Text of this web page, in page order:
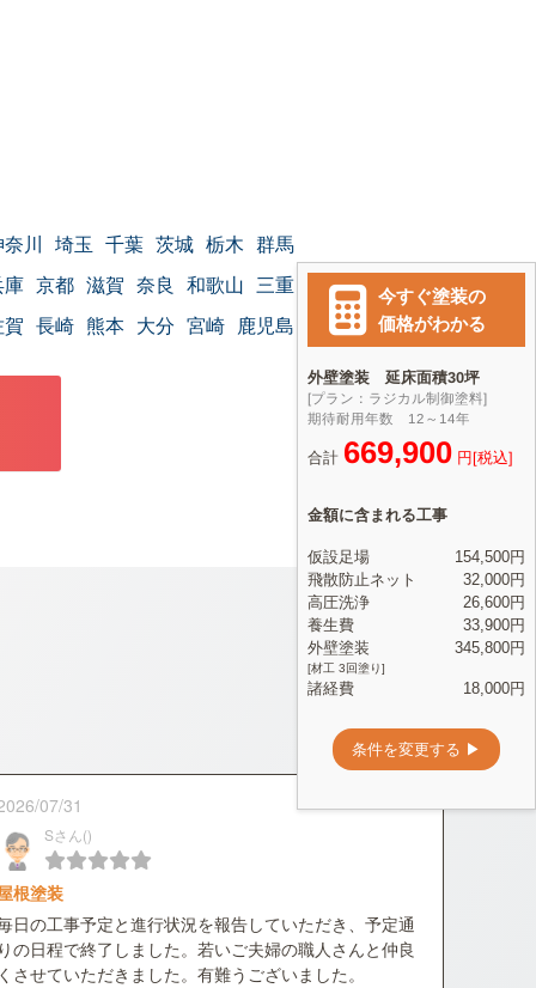
川 埼玉 千葉 茨城 栃木 群馬
京都 滋賀 奈良 和歌山 三重
長崎 熊本 大分 宮崎 鹿児島 沖縄
07/31
Sさん()
根塗装
日の工事予定と進行状況を報告していただき、予定通
の日程で終了しました。若いご夫婦の職人さんと仲良
させていただきました。有難うございました。